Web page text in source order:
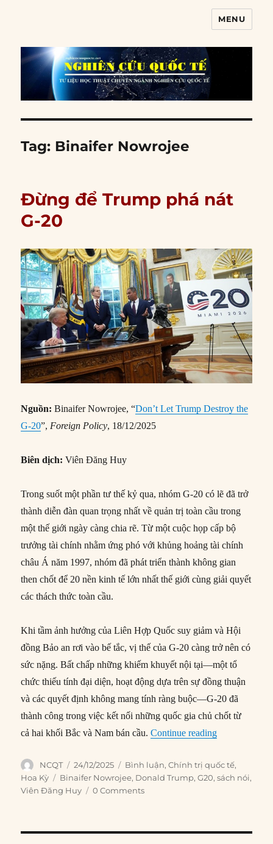
MENU
Tag: Binaifer Nowrojee
Đừng để Trump phá nát
G-20
Nguồn:Binaifer Nowrojee, “Don’t Let Trump Destroy the
G-20”, Foreign Policy, 18/12/2025
Biên dịch:Viên Đăng Huy
Trong suốt một phần tư thế kỷ qua, nhóm G-20 có lẽ đã trở
thành diễn đàn quan trọng nhất về quản trị toàn cầu trong
một thế giới ngày càng chia rẽ. Từ một cuộc họp cấp bộ
trưởng tài chính nhằm ứng phó với khủng hoảng tài chính
châu Á năm 1997, nhóm đã phát triển thành không gian
then chốt để 20 nền kinh tế lớn nhất thế giới cùng giải quyết
các thách thức toàn cầu.
Khi tầm ảnh hưởng của Liên Hợp Quốc suy giảm và Hội
đồng Bảo an rơi vào bế tắc, vị thế của G-20 càng trở nên có
sức nặng. Bất chấp những khiếm khuyết nội tại—một tổ
chức thiếu tính đại diện, hoạt động dựa trên sự đồng thuận
và các quyết định không mang tính ràng buộc—G-20 đã
thành công trong việc kết nối những quốc gia chủ chốt từ
cả hai khối Bắc và Nam bán cầu.Continue reading“Đừng để
Author
NCQT
Posted
on
24/12/2025 Categories
Bình luận,Chính trị quốc tế,
Hoa Kỳ
Tags
Binaifer Nowrojee, Donald Trump,G20,sách nói,
Viên Đăng Huy
0 Comments